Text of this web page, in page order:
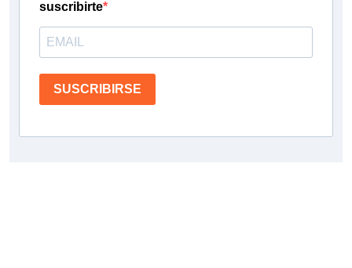
suscribirte
SUSCRIBIRSE